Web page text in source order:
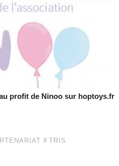
profit de Ninoo sur hoptoys.fr
TRIS